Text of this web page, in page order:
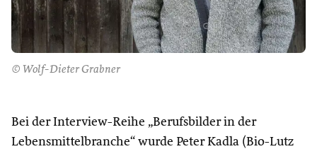
© Wolf-Dieter Grabner
Bei der Interview-Reihe „Berufsbilder in der
Lebensmittelbranche“ wurde Peter Kadla (Bio-Lutz